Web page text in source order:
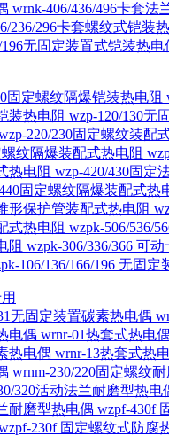
wrnk-406/436/496卡套法
236/296卡套螺纹式铠装
196无固定装置式铠装热电
固定螺纹隔爆铠装热电阻
装热电阻 wzp-120/130无
220/230固定螺纹装配
螺纹隔爆装配式热电阻
热电阻 wzp-420/430固定
固定螺纹隔爆装配式热
形保护管装配式热电阻
式热电阻 wzpk-506/536/
阻 wzpk-306/336/366 可
106/136/166/196 无固定
无固定装置碳素热电偶
电偶 wrnr-01热套式热电偶
热电偶 wrnr-13热套式热
wrnm-230/220固定螺纹
320活动法兰耐磨型热电
耐磨型热电偶 wzpf-430f
230f 固定螺纹式防腐